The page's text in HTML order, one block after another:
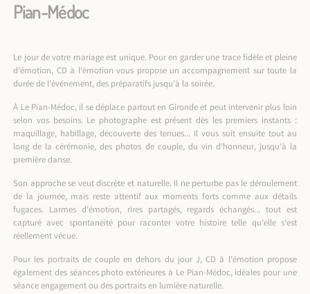
Pian-Médoc
Le jour de votre mariage est unique. Pour en garder une trace fidèle et pleine
d’émotion, CD à l’émotion vous propose un accompagnement sur toute la
durée de l’événement, des préparatifs jusqu’à la soirée.
À Le Pian-Médoc, il se déplace partout en Gironde et peut intervenir plus loin
selon vos besoins. Le photographe est présent dès les premiers instants :
maquillage, habillage, découverte des tenues… Il vous suit ensuite tout au
long de la cérémonie, des photos de couple, du vin d’honneur, jusqu’à la
première danse.
Son approche se veut discrète et naturelle. Il ne perturbe pas le déroulement
de la journée, mais reste attentif aux moments forts comme aux détails
fugaces. Larmes d’émotion, rires partagés, regards échangés… tout est
capturé avec spontanéité pour raconter votre histoire telle qu’elle s’est
réellement vécue.
Pour les portraits de couple en dehors du jour J, CD à l’émotion propose
également des séances photo extérieures à Le Pian-Médoc, idéales pour une
séance engagement ou des portraits en lumière naturelle.